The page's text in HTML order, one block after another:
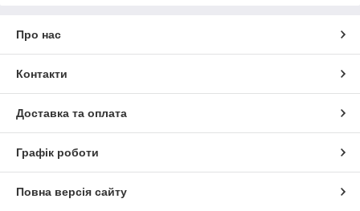
Про нас
Контакти
Доставка та оплата
Графік роботи
Повна версія сайту